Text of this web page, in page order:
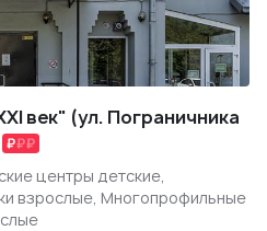
век" (ул. Пограничника
центры детские,
взрослые, Многопрофильные